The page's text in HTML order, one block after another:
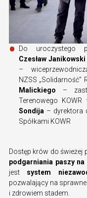
Do uroczystego
Czesław Janikowski
–
NZSS „Solidarność”
Malickiego –
Terenowego
Sondija – dyrektora
Spółkami KOWR
Dostęp krów do świeżej
podgarniania paszy
jest system
pozwalający na
i zdrowiem stadem.